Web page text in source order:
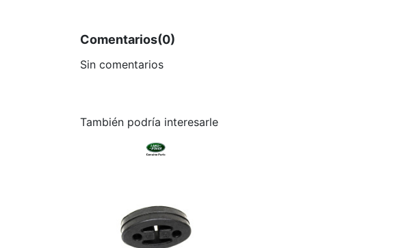
Comentarios(0)
Sin comentarios
También podría interesarle